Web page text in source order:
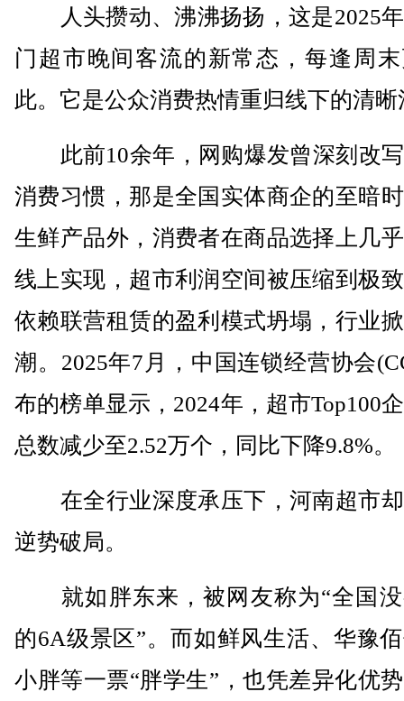
人头攒动、沸沸扬扬，这是2025
门超市晚间客流的新常态，每逢周
此。它是公众消费热情重归线下的清晰
此前10余年，网购爆发曾深刻改
消费习惯，那是全国实体商企的至暗
生鲜产品外，消费者在商品选择上几
线上实现，超市利润空间被压缩到极
依赖联营租赁的盈利模式坍塌，行业
潮。2025年7月，中国连锁经营协会
布的榜单显示，2024年，超市Top100
总数减少至2.52万个，同比下降9.8%。
在全行业深度承压下，河南超市
逆势破局。
就如胖东来，被网友称为“全国没
的6A级景区”。而如鲜风生活、华豫
小胖等一票“胖学生”，也凭差异化优